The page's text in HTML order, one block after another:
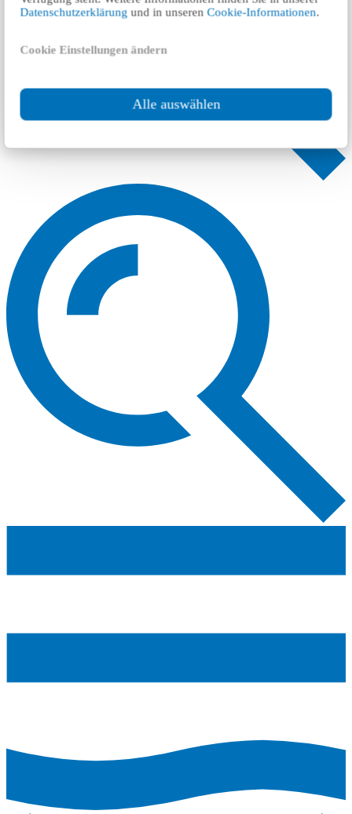
Datenschutzerklärung und in unserenCookie-Informationen.
Cookie Einstellungen ändern
Alle auswählen